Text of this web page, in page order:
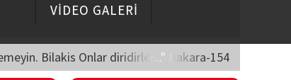
VİDEO GALERİ
Bilakis Onlar diridirler..." Bakara-154